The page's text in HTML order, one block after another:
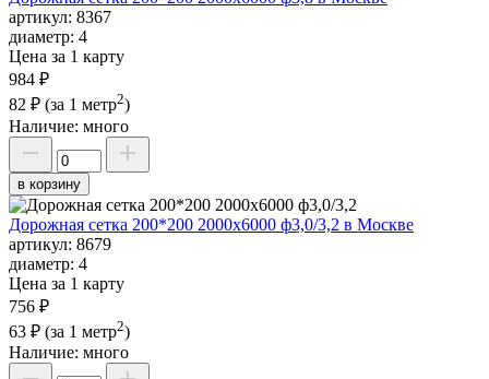
артикул: 8367
диаметр: 4
Цена за 1 карту
984 ₽
82 ₽ (за 1 метр2)
Наличие: много
в корзину
Дорожная сетка 200*200 2000х6000 ф3,0/3,2 в Москве
артикул: 8679
диаметр: 4
Цена за 1 карту
756 ₽
63 ₽ (за 1 метр2)
Наличие: много